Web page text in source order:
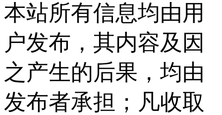
本站所有信息均由用
户发布，其内容及因
之产生的后果，均由
发布者承担；凡收取